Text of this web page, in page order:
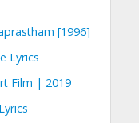
[1996]
Lyrics
Film | 2019